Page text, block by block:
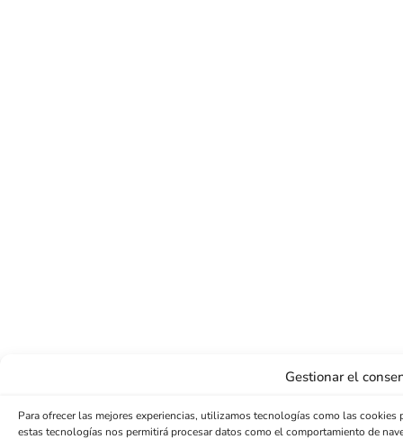
Gestionar el
Para ofrecer las mejores experiencias, utilizamos tecnologías como las
estas tecnologías nos permitirá procesar datos como el comportamiento de